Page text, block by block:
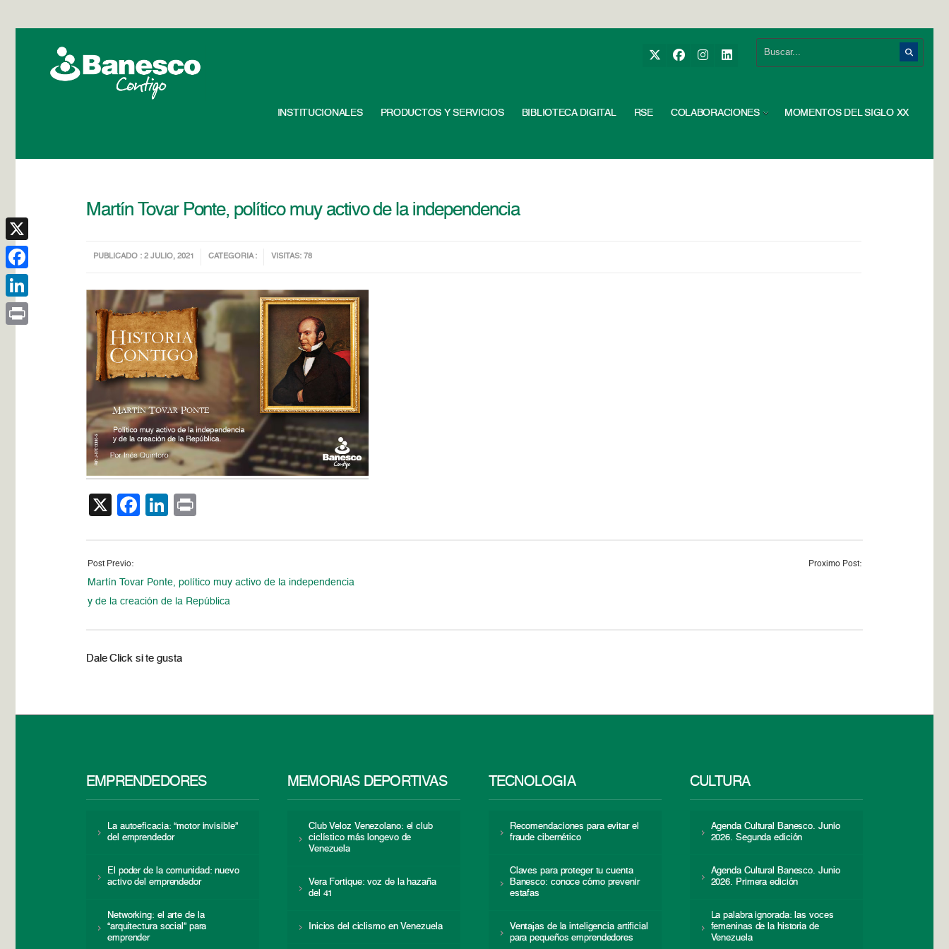
INSTITUCIONALES PRODUCTOS Y SERVICIOS BIBLIOTECA DIGITAL RSE COLABORACIONES MOMENTOS DEL SIGLO XX
Martín Tovar Ponte, político muy activo de la independencia
PUBLICADO : 2 JULIO, 2021 CATEGORIA : VISITAS: 78
X Facebook
LinkedIn
Post Previo:
Martín Tovar Ponte, político muy activo de la independencia
y de la creación de la República
Proximo Post:
Dale Click si te gusta
EMPRENDEDORES
La autoeficacia: “motor invisible”
del emprendedor
El poder de la comunidad: nuevo
activo del emprendedor
Networking: el arte de la
“arquitectura social” para
emprender
MEMORIAS DEPORTIVAS
Club Veloz Venezolano: el club
ciclístico más longevo de
Venezuela
Vera Fortique: voz de la hazaña
del 41
Inicios del ciclismo en Venezuela
TECNOLOGÍA
Recomendaciones para evitar el
fraude cibernético
Claves para proteger tu cuenta
Banesco: conoce cómo prevenir
estafas
Ventajas de la inteligencia artificial
para pequeños emprendedores
CULTURA
Agenda Cultural Banesco. Junio
2026. Segunda edición
Agenda Cultural Banesco. Junio
2026. Primera edición
La palabra ignorada: las voces
femeninas de la historia de
Venezuela
X
Facebook
LinkedIn